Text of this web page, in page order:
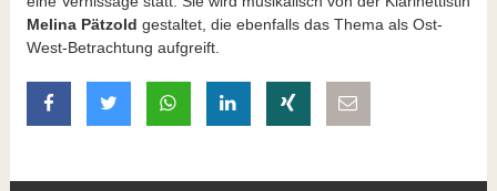
Melina Pätzold gestaltet, die ebenfalls das Thema als Ost-
West-Betrachtung aufgreift.
auf Facebook teilen
auf Twitter teilenmit Whatsapp teilen
auf LinkedIn teilen
auf Xing teilen